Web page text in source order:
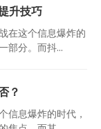
升技巧
在这个信息爆炸的
部分。而抖...
？
信息爆炸的时代，